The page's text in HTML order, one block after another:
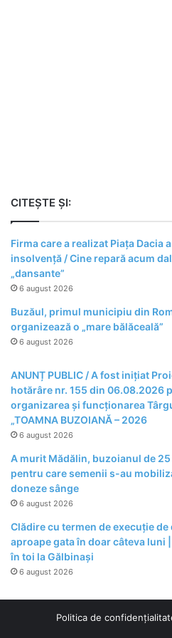
CITEȘTE ȘI:
Firma care a realizat Piața Dacia
insolvență / Cine repară acum
„dansante”
6 august 2026
Buzăul, primul municipiu din
organizează o „mare bălăceală”
6 august 2026
ANUNȚ PUBLIC / A fost inițiat
hotărâre nr. 155 din 06.08.2026
organizarea şi funcţionarea
„TOAMNA BUZOIANĂ – 2026
6 august 2026
A murit Mădălin, buzoianul de 25
pentru care semenii s-au
doneze sânge
6 august 2026
Clădire cu termen de execuție de
aproape gata în doar câteva luni
în toi la Gălbinași
6 august 2026
Politica de